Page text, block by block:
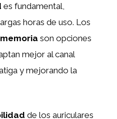
es fundamental,
horas de uso. Los
memoria son opciones
mejor al canal
y mejorando la
de los auriculares